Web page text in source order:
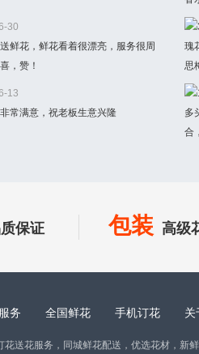
30
鲜花，鲜花看着很漂亮，服务很周
，赞！
13
常满意，祝老板生意兴隆
保证 包装 高级
务 全国鲜花 手机订花 关
送花服务，同城鲜花配送，优选花材，新